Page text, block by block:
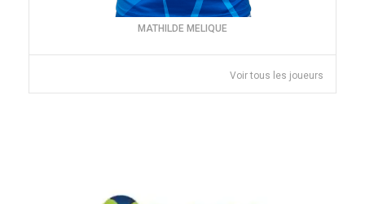
MATHILDE MELIQUE
Voir tous les joueurs